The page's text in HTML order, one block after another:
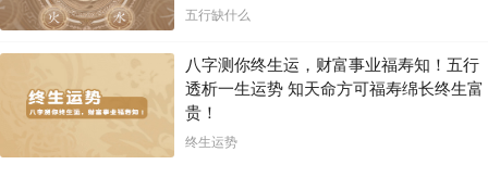
五行缺什么
八字测你终生运，财富事业福寿知！五行
透析一生运势 知天命方可福寿绵长终生富
贵！
终生运势